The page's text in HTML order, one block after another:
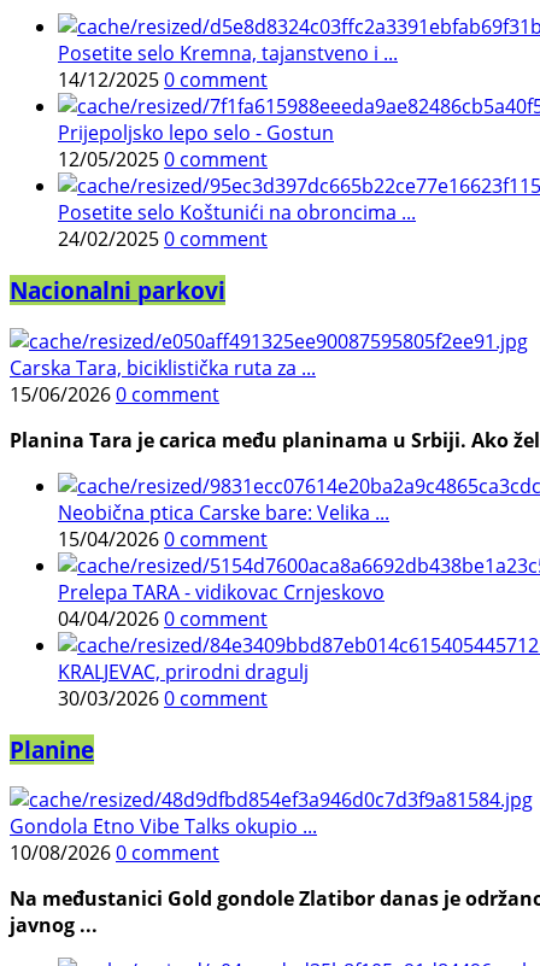
Posetite selo Kremna, tajanstveno i ...
14/12/20250 comment
Prijepoljsko lepo selo - Gostun
12/05/20250 comment
Posetite selo Koštunići na obroncima ...
24/02/20250 comment
Nacionalni parkovi
Carska Tara, biciklistička ruta za ...
15/06/20260 comment
Planina Tara je carica među planinama u Srbiji. Ako
Neobična ptica Carske bare: Velika ...
15/04/20260 comment
Prelepa TARA - vidikovac Crnjeskovo
04/04/20260 comment
KRALJEVAC, prirodni dragulj
30/03/20260 comment
Planine
Gondola Etno Vibe Talks okupio ...
10/08/20260 comment
Na međustanici Gold gondole Zlatibor danas je
javnog ...